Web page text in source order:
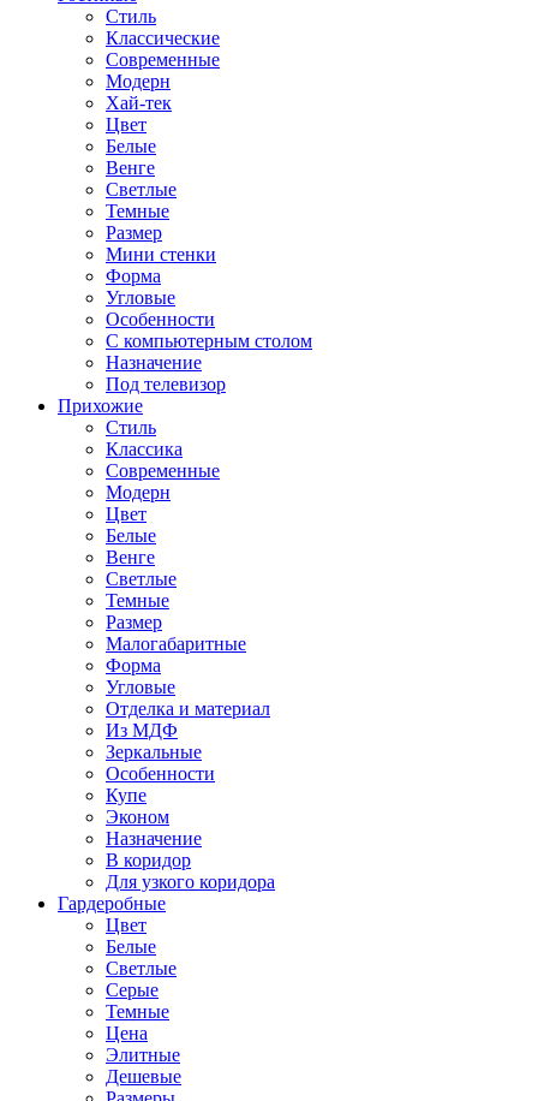
Стиль
Классические
Современные
Модерн
Хай-тек
Цвет
Белые
Венге
Светлые
Темные
Размер
Мини стенки
Форма
Угловые
Особенности
С компьютерным столом
Назначение
Под телевизор
Прихожие
Стиль
Классика
Современные
Модерн
Цвет
Белые
Венге
Светлые
Темные
Размер
Малогабаритные
Форма
Угловые
Отделка и материал
Из МДФ
Зеркальные
Особенности
Купе
Эконом
Назначение
В коридор
Для узкого коридора
Гардеробные
Цвет
Белые
Светлые
Серые
Темные
Цена
Элитные
Дешевые